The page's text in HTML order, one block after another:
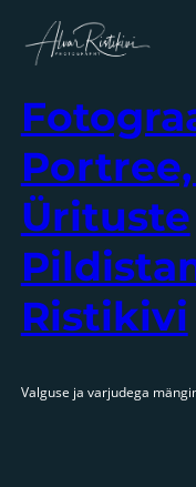
sisu
Ürituste
Ristikivi
Valguse ja varjudega